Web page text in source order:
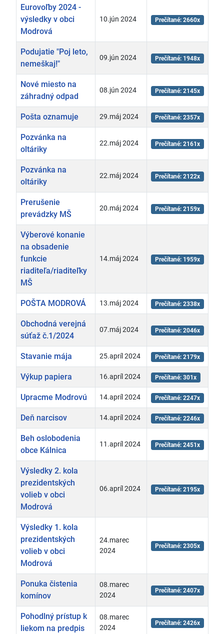
Eurovoľby 2024 -
výsledky v obci
Modrová
10.jún 2024 Prečítané: 2660x
Podujatie "Poj leto,
nemeškaj!"
09.jún 2024 Prečítané: 1948x
Nové miesto na
záhradný odpad
08.jún 2024 Prečítané: 2145x
Pošta oznamuje 29.máj 2024 Prečítané: 2357x
Pozvánka na
oltáriky
22.máj 2024 Prečítané: 2161x
Pozvánka na
oltáriky
22.máj 2024 Prečítané: 2122x
Prerušenie
prevádzky MŠ
20.máj 2024 Prečítané: 2159x
Výberové konanie
na obsadenie
funkcie
riaditeľa/riaditeľky
MŠ
14.máj 2024 Prečítané: 1959x
POŠTA MODROVÁ 13.máj 2024 Prečítané: 2338x
Obchodná verejná
súťaž č.1/2024
07.máj 2024 Prečítané: 2046x
Stavanie mája 25.apríl 2024 Prečítané: 2179x
Výkup papiera 16.apríl 2024 Prečítané: 301x
Upracme Modrovú 14.apríl 2024 Prečítané: 2247x
Deň narcisov 14.apríl 2024 Prečítané: 2246x
Beh oslobodenia
obce Kálnica
11.apríl 2024 Prečítané: 2451x
Výsledky 2. kola
prezidentských
volieb v obci
Modrová
06.apríl 2024 Prečítané: 2195x
Výsledky 1. kola
prezidentských
volieb v obci
Modrová
24.marec
2024
Prečítané: 2305x
Ponuka čistenia
komínov
08.marec
2024
Prečítané: 2407x
Pohodlný prístup k
liekom na predpis
08.marec
2024
Prečítané: 2426x